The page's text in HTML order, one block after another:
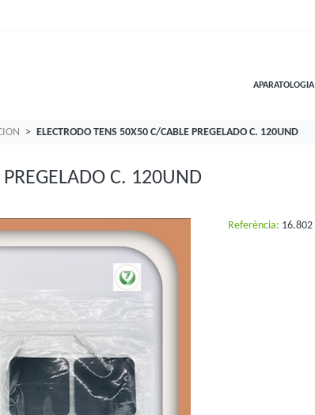
APARATOLOGIA
ELECTRODO TENS 50X50 C/CABLE PREGELADO C. 120UND
C. 120UND
Referència: 16.802